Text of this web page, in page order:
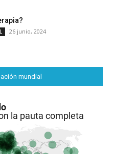
26 junio, 2024
mundial